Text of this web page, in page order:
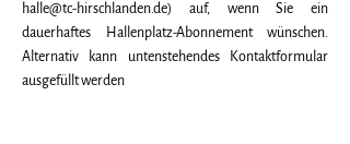
halle@tc-hirschlanden.de) auf, wenn Sie ein
dauerhaftes Hallenplatz-Abonnement wünschen.
Alternativ kann untenstehendes Kontaktformular
ausgefüllt werden